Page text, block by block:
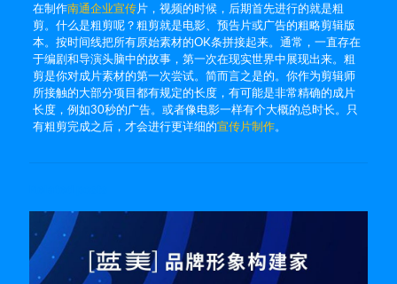
在制作南通企业宣传片，视频的时候，后期首先进行的就是粗
剪。什么是粗剪呢？粗剪就是电影、预告片或广告的粗略剪辑版
本。按时间线把所有原始素材的OK条拼接起来。通常，一直存在
于编剧和导演头脑中的故事，第一次在现实世界中展现出来。粗
剪是你对成片素材的第一次尝试。简而言之是的。你作为剪辑师
所接触的大部分项目都有规定的长度，有可能是非常精确的成片
长度，例如30秒的广告。或者像电影一样有个大概的总时长。只
有粗剪完成之后，才会进行更详细的宣传片制作。